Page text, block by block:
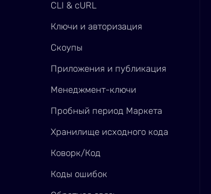
CLI & cURL
Ключи и авторизация
Скоупы
Приложения и публикация
Менеджмент-ключи
Пробный период Маркета
Хранилище исходного кода
Коворк/Код
Коды ошибок